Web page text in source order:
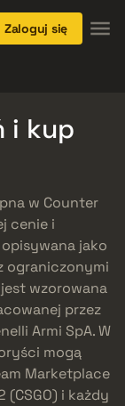
Zaloguj się
i kup
w Counter
cenie i
jako
ograniczonymi
jest wzorowana
przez
Armi SpA. W
mogą
Marketplace
i każdy